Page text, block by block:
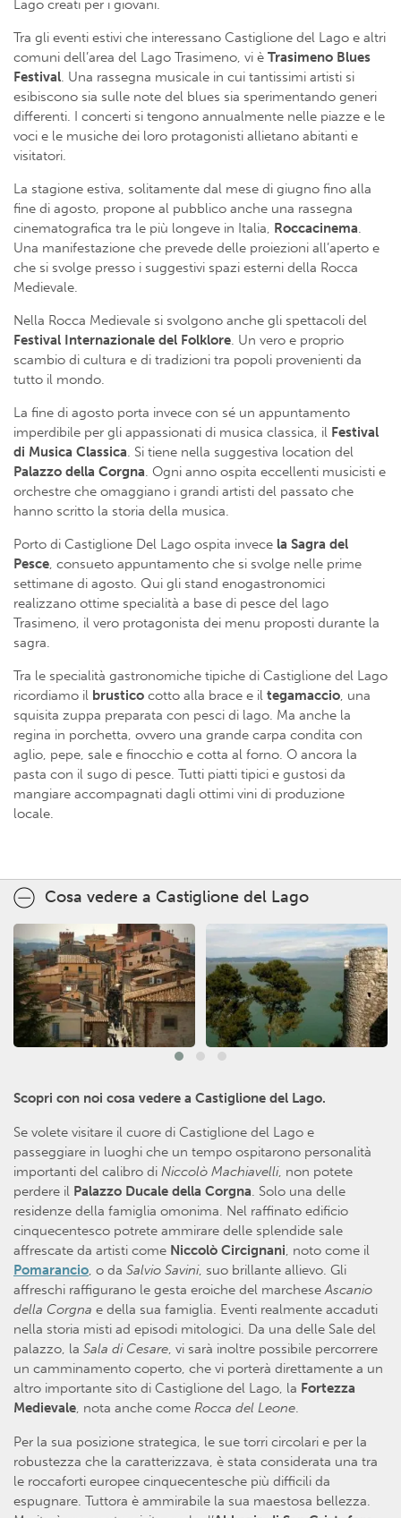
Lago creati per i giovani.
Tra gli eventi estivi che interessano Castiglione del Lago e altri
comuni dell’area del Lago Trasimeno, vi è Trasimeno Blues
Festival. Una rassegna musicale in cui tantissimi artisti si
esibiscono sia sulle note del blues sia sperimentando generi
differenti. I concerti si tengono annualmente nelle piazze e le
voci e le musiche dei loro protagonisti allietano abitanti e
visitatori.
La stagione estiva, solitamente dal mese di giugno fino alla
fine di agosto, propone al pubblico anche una rassegna
cinematografica tra le più longeve in Italia, Roccacinema.
Una manifestazione che prevede delle proiezioni all’aperto e
che si svolge presso i suggestivi spazi esterni della Rocca
Medievale.
Nella Rocca Medievale si svolgono anche gli spettacoli del
Festival Internazionale del Folklore. Un vero e proprio
scambio di cultura e di tradizioni tra popoli provenienti da
tutto il mondo.
La fine di agosto porta invece con sé un appuntamento
imperdibile per gli appassionati di musica classica, il Festival
di Musica Classica. Si tiene nella suggestiva location del
Palazzo della Corgna. Ogni anno ospita eccellenti musicisti e
orchestre che omaggiano i grandi artisti del passato che
hanno scritto la storia della musica.
Porto di Castiglione Del Lago ospita invece la Sagra del
Pesce, consueto appuntamento che si svolge nelle prime
settimane di agosto. Qui gli stand enogastronomici
realizzano ottime specialità a base di pesce del lago
Trasimeno, il vero protagonista dei menu proposti durante la
sagra.
Tra le specialità gastronomiche tipiche di Castiglione del Lago
ricordiamo il brustico cotto alla brace e il tegamaccio, una
squisita zuppa preparata con pesci di lago. Ma anche la
regina in porchetta, ovvero una grande carpa condita con
aglio, pepe, sale e finocchio e cotta al forno. O ancora la
pasta con il sugo di pesce. Tutti piatti tipici e gustosi da
mangiare accompagnati dagli ottimi vini di produzione
locale.
Cosa vedere a Castiglione del Lago
Scopri con noi cosa vedere a Castiglione del Lago.
Se volete visitare il cuore di Castiglione del Lago e
passeggiare in luoghi che un tempo ospitarono personalità
importanti del calibro di Niccolò Machiavelli, non potete
perdere il Palazzo Ducale della Corgna. Solo una delle
residenze della famiglia omonima. Nel raffinato edificio
cinquecentesco potrete ammirare delle splendide sale
affrescate da artisti come Niccolò Circignani, noto come il
Pomarancio, o da Salvio Savini, suo brillante allievo. Gli
affreschi raffigurano le gesta eroiche del marcheseAscanio
della Corgna e della sua famiglia. Eventi realmente accaduti
nella storia misti ad episodi mitologici. Da una delle Sale del
palazzo, la Sala di Cesare, vi sarà inoltre possibile percorrere
un camminamento coperto, che vi porterà direttamente a un
altro importante sito di Castiglione del Lago, la Fortezza
Medievale, nota anche come Rocca del Leone.
Per la sua posizione strategica, le sue torri circolari e per la
robustezza che la caratterizzava, è stata considerata una tra
le roccaforti europee cinquecentesche più difficili da
espugnare. Tuttora è ammirabile la sua maestosa bellezza.